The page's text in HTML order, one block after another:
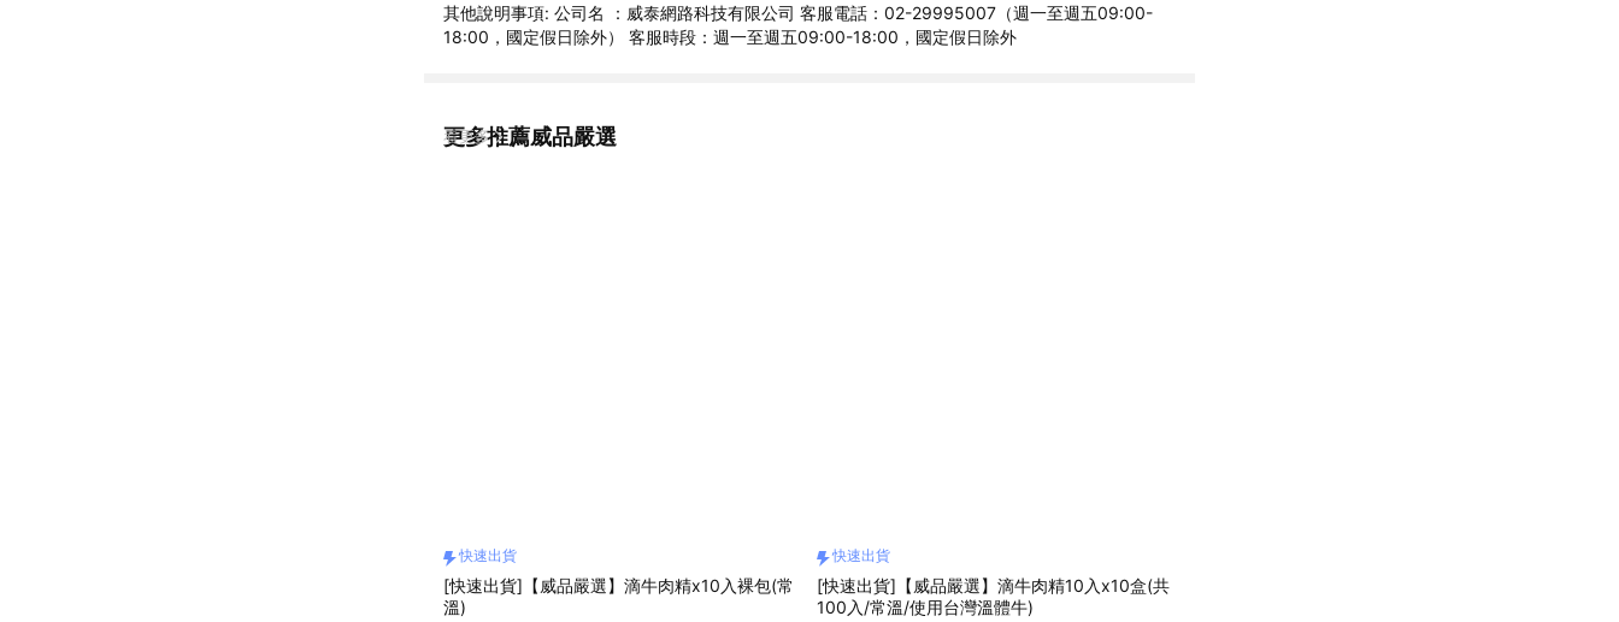
其他說明事項: 公司名 ：威泰網路科技有限公司 客服電話：02-29995007（週一至週五09:00-
18:00，國定假日除外） 客服時段：週一至週五09:00-18:00，國定假日除外
更多推薦威品嚴選
看更多
快速出貨
[快速出貨]【威品嚴選】滴牛肉精x10入裸包(常
溫)
快速出貨
[快速出貨]【威品嚴選】滴牛肉精10入x10盒(共
100入/常溫/使用台灣溫體牛)